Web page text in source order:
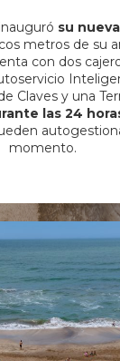
su
metros de su
con dos
Claves y una
las 24
momento.